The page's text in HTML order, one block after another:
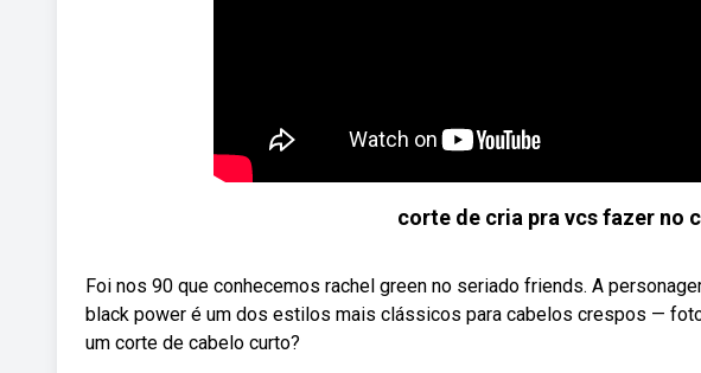
corte de cria pra vcs fazer no
Foi nos 90 que conhecemos rachel green no seriado friends. A
black power é um dos estilos mais clássicos para cabelos crespos —
um corte de cabelo curto?